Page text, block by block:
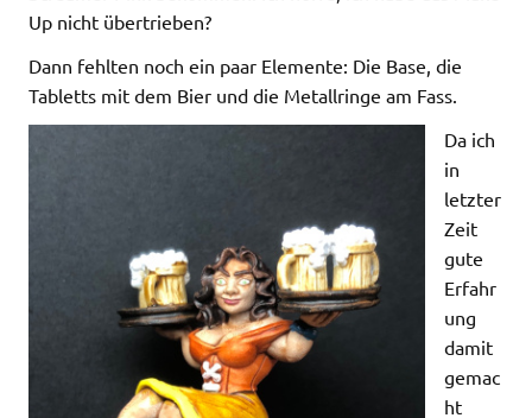
Up nicht übertrieben?
Dann fehlten noch ein paar Elemente: Die Base, die
Tabletts mit dem Bier und die Metallringe am Fass.
Da ich
in
letzter
Zeit
gute
Erfahr
ung
damit
gemac
ht